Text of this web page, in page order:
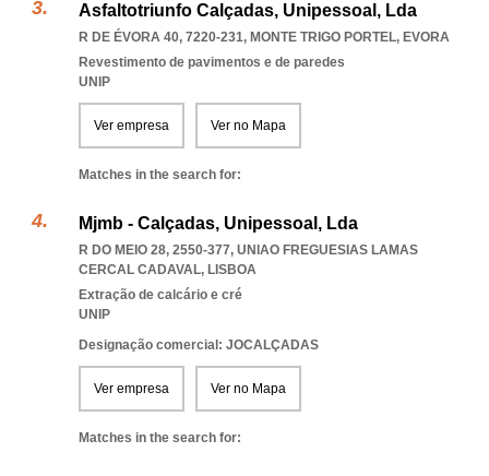
Asfaltotriunfo Calçadas, Unipessoal, Lda
R DE ÉVORA 40, 7220-231, MONTE TRIGO PORTEL, EVORA
Revestimento de pavimentos e de paredes
UNIP
Ver empresa Ver no Mapa
Matches in the search for:
Mjmb - Calçadas, Unipessoal, Lda
R DO MEIO 28, 2550-377, UNIAO FREGUESIAS LAMAS
CERCAL CADAVAL, LISBOA
Extração de calcário e cré
UNIP
Designação comercial: JOCALÇADAS
Ver empresa Ver no Mapa
Matches in the search for: